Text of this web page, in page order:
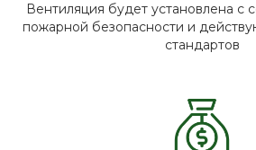
Вентиляция будет установлена
пожарной безопасности и
стандартов